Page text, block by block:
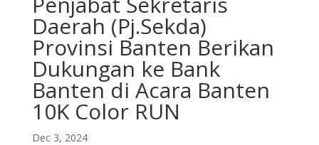
Daerah (Pj.Sekda)
Provinsi Banten Berikan
Dukungan ke Bank
Banten di Acara Banten
10K Color RUN
Dec 3, 2024